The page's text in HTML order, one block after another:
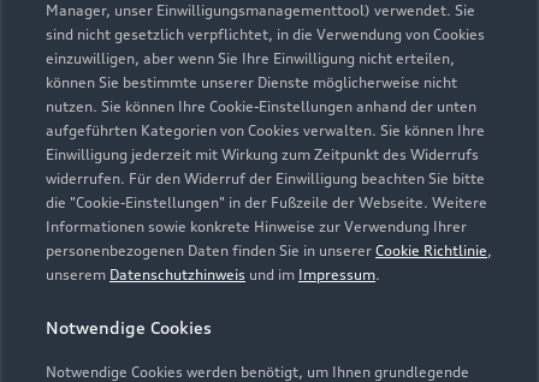
Manager, unser Einwilligungsmanagementtool) verwendet. Sie
sind nicht gesetzlich verpflichtet, in die Verwendung von Cookies
einzuwilligen, aber wenn Sie Ihre Einwilligung nicht erteilen,
können Sie bestimmte unserer Dienste möglicherweise nicht
nutzen. Sie können Ihre Cookie-Einstellungen anhand der unten
aufgeführten Kategorien von Cookies verwalten. Sie können Ihre
Einwilligung jederzeit mit Wirkung zum Zeitpunkt des Widerrufs
widerrufen. Für den Widerruf der Einwilligung beachten Sie bitte
die "Cookie-Einstellungen" in der Fußzeile der Webseite. Weitere
Informationen sowie konkrete Hinweise zur Verwendung Ihrer
personenbezogenen Daten finden Sie in unserer Cookie Richtlinie,
unserem Datenschutzhinweis und im Impressum.
Notwendige Cookies
Notwendige Cookies werden benötigt, um Ihnen grundlegende
Verkauf
Geschlossen ,öffnet amDonnerstag
08:00
Service
Geschlossen,öffnet amDonnerstag
08:00
Geschlossen,öffnet am
08:00